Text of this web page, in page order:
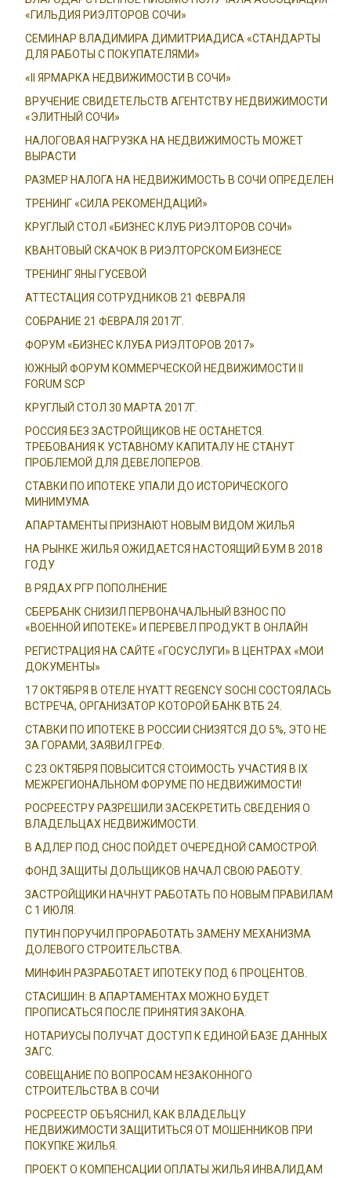
«ГИЛЬДИЯ РИЭЛТОРОВ СОЧИ»
СЕМИНАР ВЛАДИМИРА ДИМИТРИАДИСА «СТАНДАРТЫ
ДЛЯ РАБОТЫ С ПОКУПАТЕЛЯМИ»
«II ЯРМАРКА НЕДВИЖИМОСТИ В СОЧИ»
ВРУЧЕНИЕ СВИДЕТЕЛЬСТВ АГЕНТСТВУ НЕДВИЖИМОСТИ
«ЭЛИТНЫЙ СОЧИ»
НАЛОГОВАЯ НАГРУЗКА НА НЕДВИЖИМОСТЬ МОЖЕТ
ВЫРАСТИ
РАЗМЕР НАЛОГА НА НЕДВИЖИМОСТЬ В СОЧИ ОПРЕДЕЛЕН
ТРЕНИНГ «СИЛА РЕКОМЕНДАЦИЙ»
КРУГЛЫЙ СТОЛ «БИЗНЕС КЛУБ РИЭЛТОРОВ СОЧИ»
КВАНТОВЫЙ СКАЧОК В РИЭЛТОРСКОМ БИЗНЕСЕ
ТРЕНИНГ ЯНЫ ГУСЕВОЙ
АТТЕСТАЦИЯ СОТРУДНИКОВ 21 ФЕВРАЛЯ
СОБРАНИЕ 21 ФЕВРАЛЯ 2017Г.
ФОРУМ «БИЗНЕС КЛУБА РИЭЛТОРОВ 2017»
ЮЖНЫЙ ФОРУМ КОММЕРЧЕСКОЙ НЕДВИЖИМОСТИ II
FORUM SCP
КРУГЛЫЙ СТОЛ 30 МАРТА 2017Г.
РОССИЯ БЕЗ ЗАСТРОЙЩИКОВ НЕ ОСТАНЕТСЯ.
ТРЕБОВАНИЯ К УСТАВНОМУ КАПИТАЛУ НЕ СТАНУТ
ПРОБЛЕМОЙ ДЛЯ ДЕВЕЛОПЕРОВ.
СТАВКИ ПО ИПОТЕКЕ УПАЛИ ДО ИСТОРИЧЕСКОГО
МИНИМУМА
АПАРТАМЕНТЫ ПРИЗНАЮТ НОВЫМ ВИДОМ ЖИЛЬЯ
НА РЫНКЕ ЖИЛЬЯ ОЖИДАЕТСЯ НАСТОЯЩИЙ БУМ В 2018
ГОДУ
В РЯДАХ РГР ПОПОЛНЕНИЕ
СБЕРБАНК СНИЗИЛ ПЕРВОНАЧАЛЬНЫЙ ВЗНОС ПО
«ВОЕННОЙ ИПОТЕКЕ» И ПЕРЕВЕЛ ПРОДУКТ В ОНЛАЙН
РЕГИСТРАЦИЯ НА САЙТЕ «ГОСУСЛУГИ» В ЦЕНТРАХ «МОИ
ДОКУМЕНТЫ»
17 ОКТЯБРЯ В ОТЕЛЕ HYATT REGENCY SOCHI СОСТОЯЛАСЬ
ВСТРЕЧА, ОРГАНИЗАТОР КОТОРОЙ БАНК ВТБ 24.
СТАВКИ ПО ИПОТЕКЕ В РОССИИ СНИЗЯТСЯ ДО 5%, ЭТО НЕ
ЗА ГОРАМИ, ЗАЯВИЛ ГРЕФ.
С 23 ОКТЯБРЯ ПОВЫСИТСЯ СТОИМОСТЬ УЧАСТИЯ В IX
МЕЖРЕГИОНАЛЬНОМ ФОРУМЕ ПО НЕДВИЖИМОСТИ!
РОСРЕЕСТРУ РАЗРЕШИЛИ ЗАСЕКРЕТИТЬ СВЕДЕНИЯ О
ВЛАДЕЛЬЦАХ НЕДВИЖИМОСТИ.
В АДЛЕР ПОД СНОС ПОЙДЕТ ОЧЕРЕДНОЙ САМОСТРОЙ.
ФОНД ЗАЩИТЫ ДОЛЬЩИКОВ НАЧАЛ СВОЮ РАБОТУ.
ЗАСТРОЙЩИКИ НАЧНУТ РАБОТАТЬ ПО НОВЫМ ПРАВИЛАМ
С 1 ИЮЛЯ.
ПУТИН ПОРУЧИЛ ПРОРАБОТАТЬ ЗАМЕНУ МЕХАНИЗМА
ДОЛЕВОГО СТРОИТЕЛЬСТВА.
МИНФИН РАЗРАБОТАЕТ ИПОТЕКУ ПОД 6 ПРОЦЕНТОВ.
СТАСИШИН: В АПАРТАМЕНТАХ МОЖНО БУДЕТ
ПРОПИСАТЬСЯ ПОСЛЕ ПРИНЯТИЯ ЗАКОНА.
НОТАРИУСЫ ПОЛУЧАТ ДОСТУП К ЕДИНОЙ БАЗЕ ДАННЫХ
ЗАГС.
СОВЕЩАНИЕ ПО ВОПРОСАМ НЕЗАКОННОГО
СТРОИТЕЛЬСТВА В СОЧИ
РОСРЕЕСТР ОБЪЯСНИЛ, КАК ВЛАДЕЛЬЦУ
НЕДВИЖИМОСТИ ЗАЩИТИТЬСЯ ОТ МОШЕННИКОВ ПРИ
ПОКУПКЕ ЖИЛЬЯ.
ПРОЕКТ О КОМПЕНСАЦИИ ОПЛАТЫ ЖИЛЬЯ ИНВАЛИДАМ